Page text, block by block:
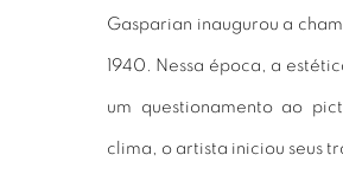
Gasparian inaugurou a
1940. Nessa época, a
um questionamento ao
clima, o artista iniciou seus